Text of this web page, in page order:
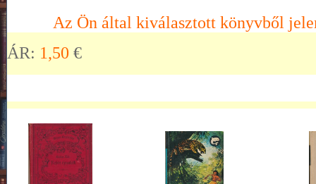
Az Ön által kiválasztott könyvből
ÁR: 1,50 €